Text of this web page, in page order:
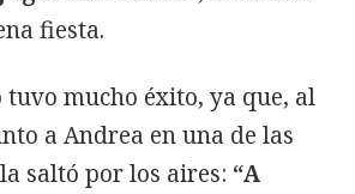
fiesta.
tuvo mucho éxito, ya que, al
a Andrea en una de las
saltó por los aires: “A